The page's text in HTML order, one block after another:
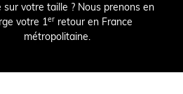
sur votre taille ? Nous prenons en
votre 1erretour en France
métropolitaine.